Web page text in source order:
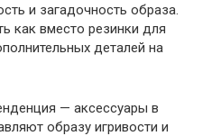
и загадочность образа.
как вместо резинки для
деталей на
— аксессуары в
образу игривости и